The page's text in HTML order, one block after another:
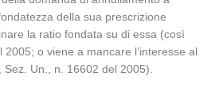
della sua prescrizione
la ratio fondata su di essa (così
2005; o viene a mancare l’interesse al
Un., n. 16602 del 2005).